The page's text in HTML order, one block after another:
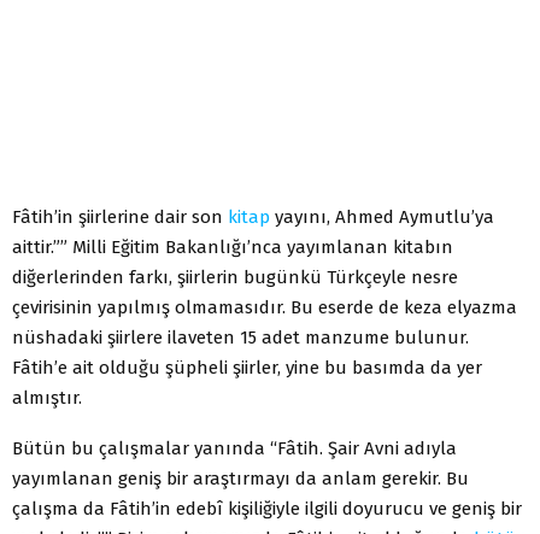
Fâtih’in şiirlerine dair son kitap yayını, Ahmed Aymutlu’ya
aittir.”” Milli Eğitim Bakanlığı’nca yayımlanan kitabın
diğerlerinden farkı, şiirlerin bugünkü Türkçeyle nesre
çevirisinin yapılmış olmamasıdır. Bu eserde de keza elyazma
nüshadaki şiirlere ilaveten 15 adet manzume bulunur.
Fâtih’e ait olduğu şüpheli şiirler, yine bu basımda da yer
almıştır.
Bütün bu çalışmalar yanında “Fâtih. Şair Avni adıyla
yayımlanan geniş bir araştırmayı da anlam gerekir. Bu
çalışma da Fâtih’in edebî kişiliğiyle ilgili doyurucu ve geniş bir